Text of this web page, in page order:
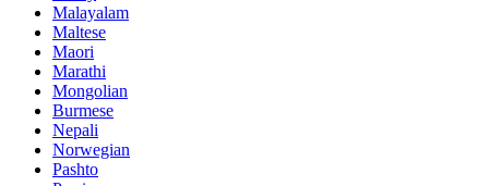
Malayalam
Maltese
Maori
Marathi
Mongolian
Burmese
Nepali
Norwegian
Pashto